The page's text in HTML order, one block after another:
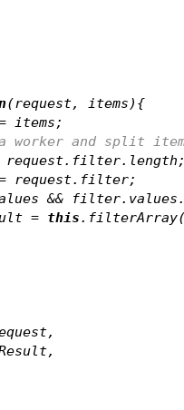
(request, items ) {
items;
worker and split
request.filter;
&&
=
this
: request,